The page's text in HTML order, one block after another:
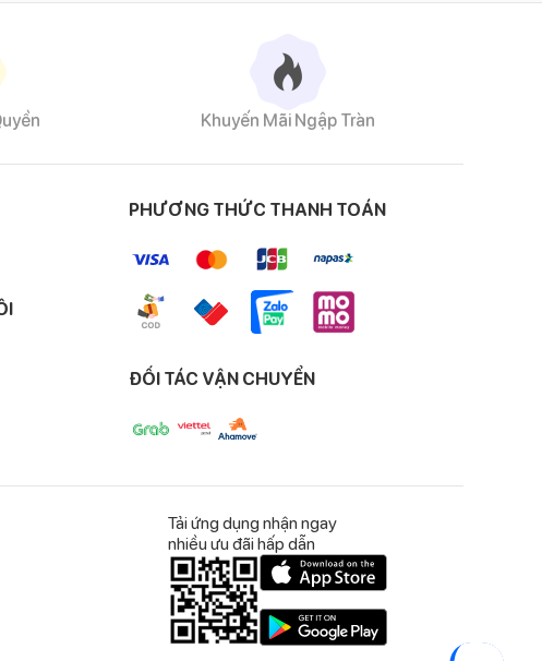
clorid, kali clorid, kali
pyrophosphat, natri L-
retinyl acetat,
kem oxyd, L-
Khuyến Mãi Ngập Tràn
PHƯƠNG THỨC THANH TOÁN
ĐỐI TÁC VẬN CHUYỂN
Tải ứng dụng nhận ngay
nhiều ưu đãi hấp dẫn